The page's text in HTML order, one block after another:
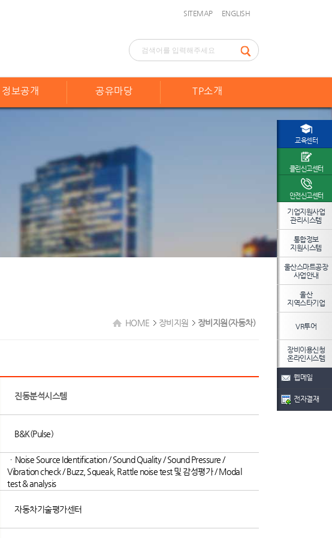
SITEMAP ENGLISH
정보공개 공유마당 TP소개
HOME 장비지원 장비지원(자동차)
진동분석시스템
B&K(Pulse)
ㆍNoise Source Identification / Sound Quality / Sound Pressure /
Vibration check / Buzz, Squeak, Rattle noise test 및 감성평가 / Modal
test & analysis
자동차기술평가센터
교육센터
클린신고센터
안전신고센터
기업지원사업
관리시스템
통합정보
지원시스템
울산스마트공장
사업안내
울산
지역스타기업
VR투어
장비이용신청
온라인시스템
웹메일
전자결재